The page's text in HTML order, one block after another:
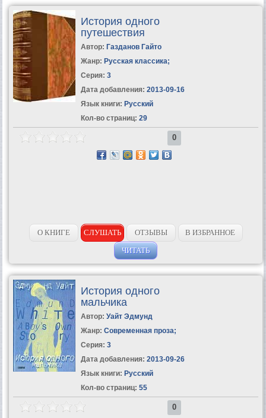
История одного
путешествия
Автор: Газданов Гайто
Жанр: Русская классика;
Серия: 3
Дата добавления: 2013-09-16
Язык книги: Русский
Кол-во страниц: 29
0
О КНИГЕ СЛУШАТЬ ОТЗЫВЫ
В ИЗБРАННОЕ
ЧИТАТЬ
История одного
мальчика
Автор: Уайт Эдмунд
Жанр: Современная проза;
Серия: 3
Дата добавления: 2013-09-26
Язык книги: Русский
Кол-во страниц: 55
0